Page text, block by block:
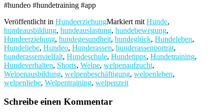
#hundeo #hundetraining #app
Veröffentlicht in HundeerziehungMarkiert mit Hunde,
hundeausbildung, hundeauslastung, hundebewegung,
Hundeerziehung, hundegesundheit, hundeglück, Hundeleben,
Hundeliebe, Hundeo, Hunderassen, hunderassenporträt,
hunderassenvielfalt, Hundeschule, Hundetipps, Hundetraining,
Hundeverhalten, Shorts, Welpe, welpenaufzucht,
Welpenausbildung, welpenbeschäftigung, welpenleben,
welpenliebe, Welpentraining, welpenzeit
Schreibe einen Kommentar